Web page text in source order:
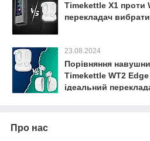
Timekettle X1 проти
перекладач
23.08.2024
Порівняння
Timekettle WT2 Edge
ідеальний
Про нас